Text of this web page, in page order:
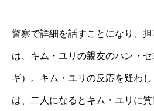
警察で詳細を話すことになり、
は、キム・ユリの親友のハン・
ギ）。キム・ユリの反応を疑わ
は、二人になるとキム・ユリに